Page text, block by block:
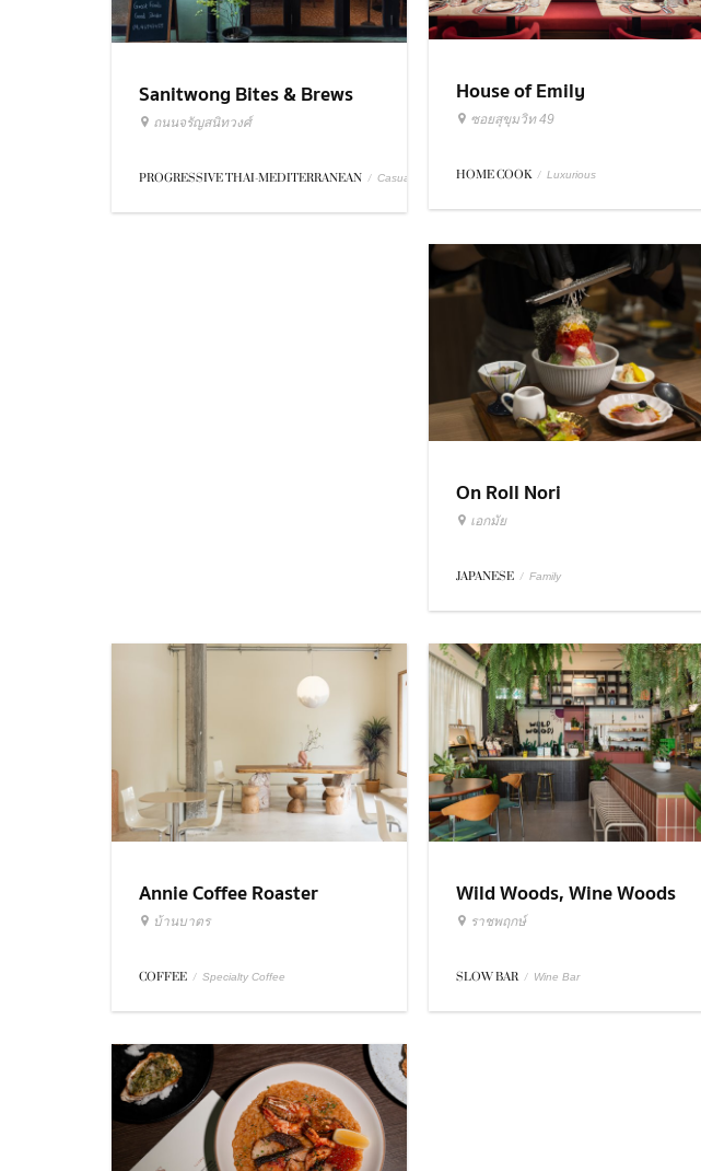
Sanitwong Bites & Brews
ถนนจรัญสนิทวงศ์
PROGRESSIVE THAI-MEDITERRANEAN / Casual Dining
House of Emily
ซอยสุขุมวิท 49
HOME COOK / Luxurious
On Roll Nori
เอกมัย
JAPANESE / Family
Annie Coffee Roaster
บ้านบาตร
COFFEE / Specialty Coffee
Wild Woods, Wine Woods
ราชพฤกษ์
SLOW BAR / Wine Bar